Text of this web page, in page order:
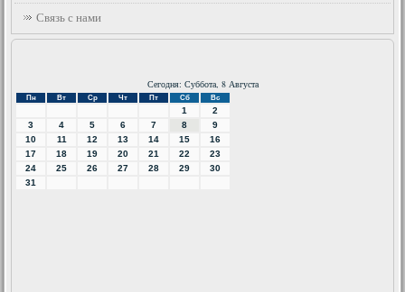
Связь с нами
Сегодня: Суббота, 8 Августа
Пн Вт Ср Чт Пт Сб Вс
1
2
3
4 5 6 7 8
9
10
11 12 13 14 15
16
17
18 19 20 21 22
23
24
25 26 27 28 29
30
31